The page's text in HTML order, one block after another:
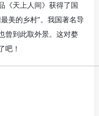
《天上人间》获得了国
美的乡村”。我国著名导
曾到此取外景。这对婺
吧！